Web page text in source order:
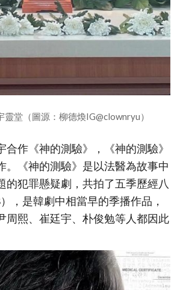
靈堂（圖源：柳德煥IG@clownryu）
合作《神的測驗》，《神的測驗》
。《神的測驗》是以法醫為故事中
的犯罪懸疑劇，共拍了五季歷經八
，是韓劇中相當早的季播作品，
周熙、崔廷宇、朴俊勉等人都因此